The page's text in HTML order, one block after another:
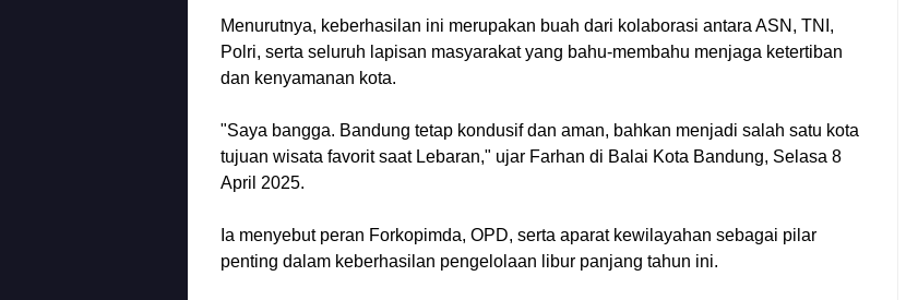
Menurutnya, keberhasilan ini merupakan buah dari kolaborasi antara ASN, TNI,
Polri, serta seluruh lapisan masyarakat yang bahu-membahu menjaga ketertiban
dan kenyamanan kota.
"Saya bangga. Bandung tetap kondusif dan aman, bahkan menjadi salah satu kota
tujuan wisata favorit saat Lebaran," ujar Farhan di Balai Kota Bandung, Selasa 8
April 2025.
Ia menyebut peran Forkopimda, OPD, serta aparat kewilayahan sebagai pilar
penting dalam keberhasilan pengelolaan libur panjang tahun ini.